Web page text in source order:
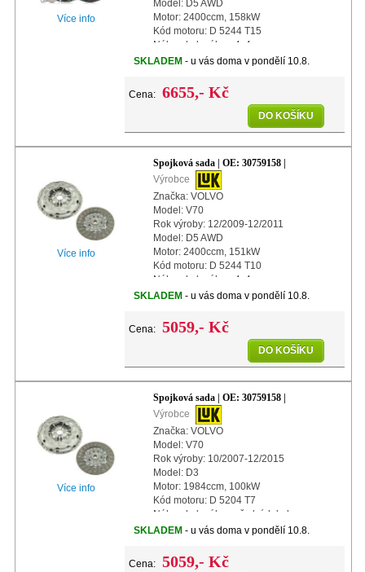
Více info
Model: D5 AWD
Motor: 2400ccm, 158kW
Kód motoru: D 5244 T15
Náhon kol: náhon 4x4
Další info: s centrálním vypínacím
Další info: s automatickým nastavením
Průměr:
SKLADEM - u vás doma v pondělí 10.8.
Cena: 6655,- Kč
DO KOŠÍKU
Více info
Spojková sada | OE: 30759158 |
Výrobce
Značka: VOLVO
Model: V70
Rok výroby: 12/2009-12/2011
Model: D5 AWD
Motor: 2400ccm, 151kW
Kód motoru: D 5244 T10
Náhon kol: náhon 4x4
Další info: s automatickým nastavením
SKLADEM - u vás doma v pondělí 10.8.
Cena: 5059,- Kč
DO KOŠÍKU
Více info
Spojková sada | OE: 30759158 |
Výrobce
Značka: VOLVO
Model: V70
Rok výroby: 10/2007-12/2015
Model: D3
Motor: 1984ccm, 100kW
Kód motoru: D 5204 T7
Náhon kol: náhon předních kol
Další info: s automatickým nastavením
SKLADEM - u vás doma v pondělí 10.8.
Cena: 5059,- Kč